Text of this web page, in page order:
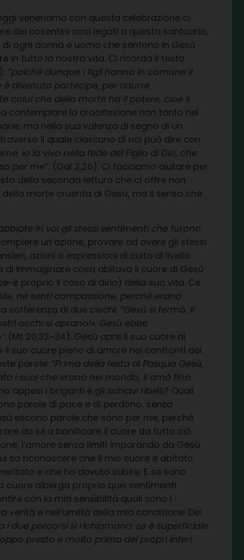
veneriamo con questa celebrazione ci
dei cosentini così legati a questo santuario,
ogni donna e uomo che sentono in Gesù
in tutto la nostra vita. Ci ricorda il testo
“poiché dunque i figli hanno in comune il
è divenuto partecipe, per ridurre
colui che della morte ha il potere, cioè il
contemplare la crocifissione non tanto nel
ma nella sua valenza di segno di un
il quale ciascuno di noi può dire con
io la vivo nella fede del Figlio di Dio, che
per me”. (Gal 2,20). Ci facciamo aiutare per
della seconda lettura che ci offre non
morte cruenta di Gesù, ma il senso che
in voi gli stessi sentimenti che furono
un’azione, provare ad avere gli stessi
azioni o espressioni di culto di livello
di immaginare cosa abitava il cuore di Gesù
è proprio il caso di dirlo) della sua vita. Ce
ne sentì compassione, perché erano
sofferenza di due ciechi: “Gesù si fermò, li
occhi si aprano!». Gesù ebbe
(Mt 20,32-34). Gesù apre il suo cuore ai
suo cuore pieno di amore nei confronti dei
parole: “Prima della festa di Pasqua Gesù,
i suoi che erano nel mondo, li amò fino
appesi i briganti e gli schiavi ribelli? Quali
parole di pace e di perdono, senza
escono parole che sono per me, perché
da lui a bonificare il cuore da tutto ciò
l’amore senza limiti imparando da Gesù
so riconoscere che il mio cuore è abitato
e che ho dovuto subire. E se sono
cuore alberga proprio quei sentimenti
con la mia sensibilità quali sono i
e nell’umiltà della mia condizione. Del
due percorsi si richiamano: se è superficiale
presto e molto prima dei propri inferi,